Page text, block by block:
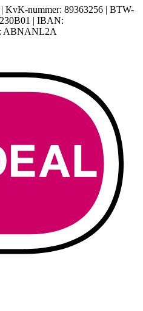
KvK-nummer: 89363256 | BTW-
| IBAN:
ABNANL2A